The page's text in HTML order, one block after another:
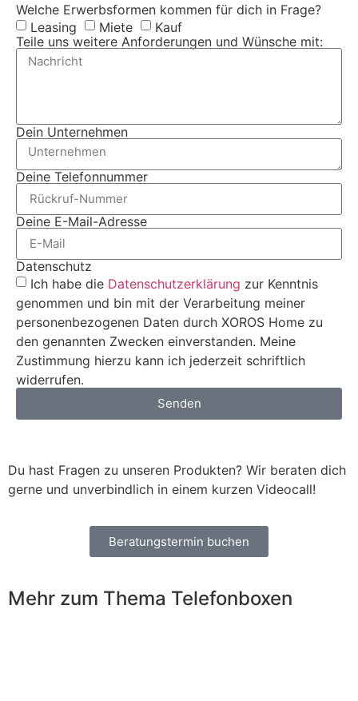
Welche Erwerbsformen kommen für dich in Frage?
Leasing
Miete
Kauf
Teile uns weitere Anforderungen und Wünsche mit:
Dein Unternehmen
Deine Telefonnummer
Deine E-Mail-Adresse
Datenschutz
Ich habe die Datenschutzerklärung zur Kenntnis
genommen und bin mit der Verarbeitung meiner
personenbezogenen Daten durch XOROS Home zu
den genannten Zwecken einverstanden. Meine
Zustimmung hierzu kann ich jederzeit schriftlich
widerrufen.
Senden
Du hast Fragen zu unseren Produkten? Wir beraten dich
gerne und unverbindlich in einem kurzen Videocall!
Beratungstermin buchen
Mehr zum Thema Telefonboxen